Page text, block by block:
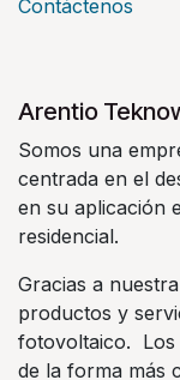
Contáctenos
Arentio
Somos una
centrada en el
en su aplicación
residencial.
Gracias a
productos y
fotovoltaico. Los
de la forma más